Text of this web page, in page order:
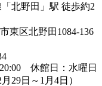
」駅 徒歩約2
田1084-136
館日：水曜日
29日～1月4日）